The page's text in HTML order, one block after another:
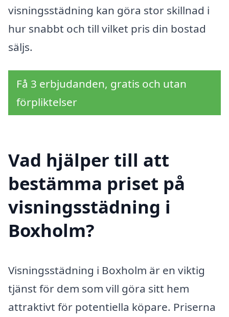
visningsstädning kan göra stor skillnad i
hur snabbt och till vilket pris din bostad
säljs.
Få 3 erbjudanden, gratis och utan
förpliktelser
Vad hjälper till att
bestämma priset på
visningsstädning i
Boxholm?
Visningsstädning i Boxholm är en viktig
tjänst för dem som vill göra sitt hem
attraktivt för potentiella köpare. Priserna